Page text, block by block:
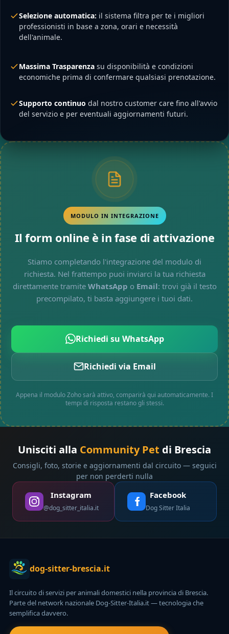
Selezione automatica: il sistema filtra per te i migliori
professionisti in base a zona, orari e necessità
dell'animale.
Massima Trasparenza su disponibilità e condizioni
economiche prima di confermare qualsiasi prenotazione.
Supporto continuo dal nostro customer care fino all'avvio
del servizio e per eventuali aggiornamenti futuri.
MODULO IN INTEGRAZIONE
Il form online è in fase di attivazione
Stiamo completando l'integrazione del modulo di
richiesta. Nel frattempo puoi inviarci la tua richiesta
direttamente tramite WhatsApp o Email: trovi già il testo
precompilato, ti basta aggiungere i tuoi dati.
Richiedi su WhatsApp
Richiedi via Email
Appena il modulo Zoho sarà attivo, comparirà qui automaticamente. I
tempi di risposta restano gli stessi.
Unisciti alla Community Pet di Brescia
Consigli, foto, storie e aggiornamenti dal circuito — seguici
per non perderti nulla
Instagram
@dog_sitter_italia.it
Facebook
Dog Sitter Italia
dog-sitter-brescia.it
Il circuito di servizi per animali domestici nella provincia di Brescia.
Parte del network nazionale Dog-Sitter-Italia.it — tecnologia che
semplifica davvero.